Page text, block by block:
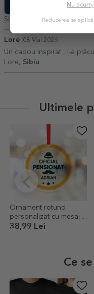
Ștefănescu Zoica,Galati
Lore 08 Mai 2026
Un cadou inspirat , i-a
Lore, Sibiu
Ultimele
Ornament rotund
personalizat cu mesaj -
Pensionare
38,99 Lei
Ce
Nu
Reducerea se